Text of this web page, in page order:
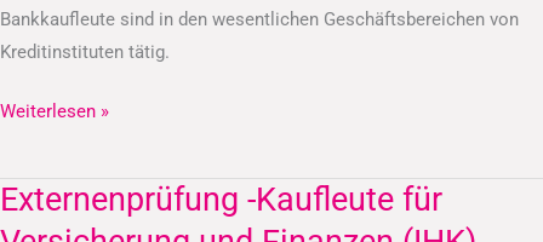
Bankkaufleute sind in den wesentlichen Geschäftsbereichen von
Kreditinstituten tätig.
Weiterlesen »
Externenprüfung -Kaufleute für
Externenprüfung
-